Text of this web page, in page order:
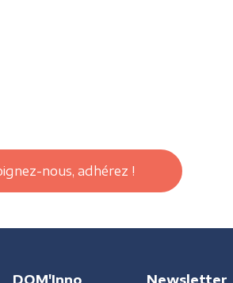
nous, adhérez !
DOM'Inno Newsletter